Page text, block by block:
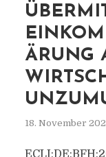
ÄRUNG
18. November